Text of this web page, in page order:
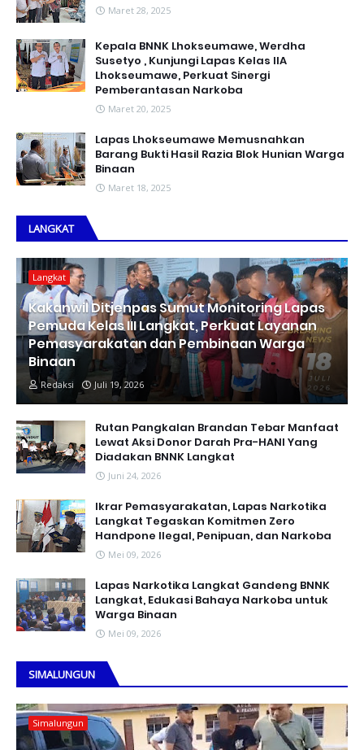
Maret 28, 2025
Kepala BNNK Lhokseumawe, Werdha
Susetyo , Kunjungi Lapas Kelas IIA
Lhokseumawe, Perkuat Sinergi
Pemberantasan Narkoba
Maret 20, 2025
Lapas Lhokseumawe Memusnahkan
Barang Bukti Hasil Razia Blok Hunian Warga
Binaan
Maret 18, 2025
LANGKAT
Langkat
Kakanwil Ditjenpas Sumut Monitoring Lapas
Pemuda Kelas III Langkat, Perkuat Layanan
Pemasyarakatan dan Pembinaan Warga
Binaan
Redaksi Juli 19, 2026
Rutan Pangkalan Brandan Tebar Manfaat
Lewat Aksi Donor Darah Pra-HANI Yang
Diadakan BNNK Langkat
Juni 24, 2026
Ikrar Pemasyarakatan, Lapas Narkotika
Langkat Tegaskan Komitmen Zero
Handpone llegal, Penipuan, dan Narkoba
Mei 09, 2026
Lapas Narkotika Langkat Gandeng BNNK
Langkat, Edukasi Bahaya Narkoba untuk
Warga Binaan
Mei 09, 2026
SIMALUNGUN
Simalungun